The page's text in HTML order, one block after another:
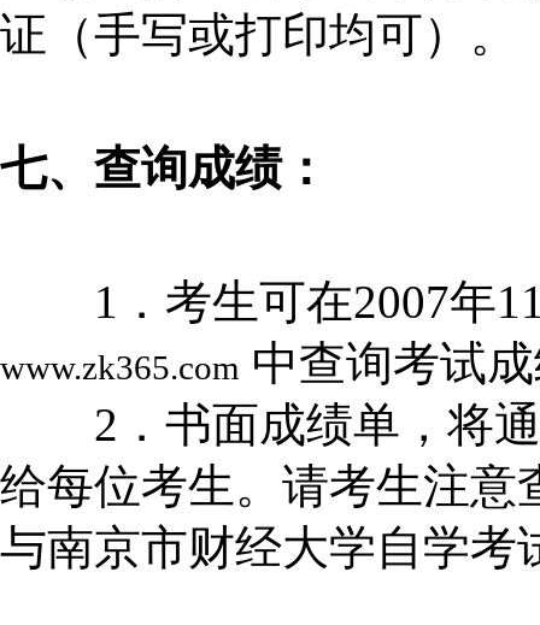
证（手写或打印均可）。
七、查询成绩：
1．考生可在2007年11
www.zk365.com 中查询考试
2．书面成绩单，将通
给每位考生。请考生注意
与南京市财经大学自学考